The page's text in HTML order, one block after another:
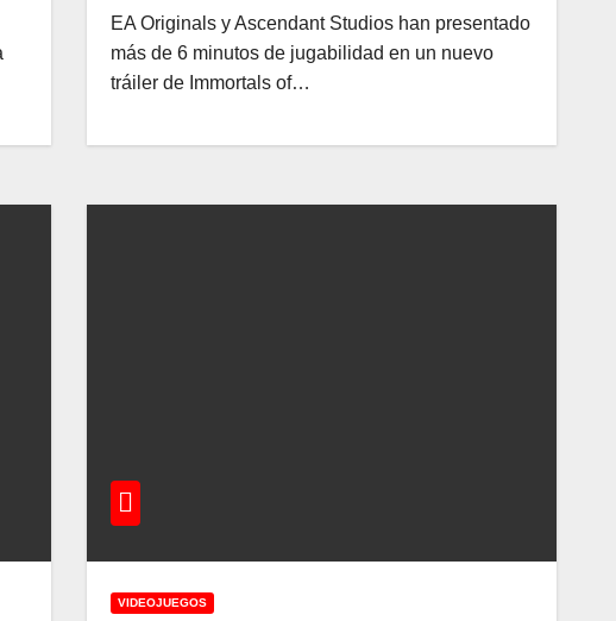
EA Originals y Ascendant Studios han presentado
más de 6 minutos de jugabilidad en un nuevo
tráiler de Immortals of…
VIDEOJUEGOS